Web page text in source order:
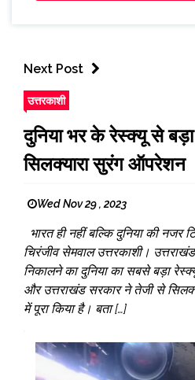
Next Post
उत्तरकाशी
दुनिया भर के रेस्क्यू से
सिलक्यारा सुरंग ऑपरेशन
Wed Nov 29 , 2023
भारत ही नहीं बल्कि दुनिया की नजर
चिरंजीव सेमवाल उत्तरकाशी।
निकालने का दुनिया का सबसे बड़ा
और उत्तराखंड सरकार ने तेजी से
में पूरा किया है। बता […]